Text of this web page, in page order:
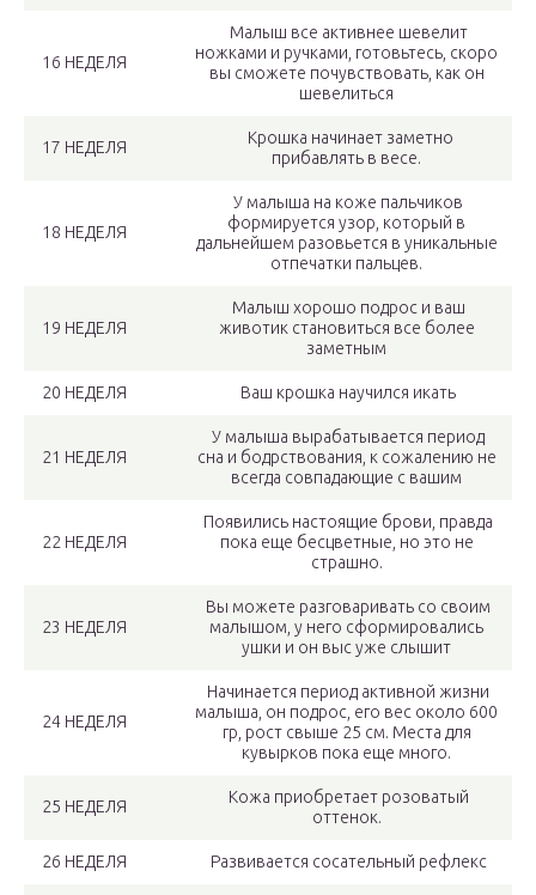
16 НЕДЕЛЯ
Малыш все активнее шевелит
ножками и ручками, готовьтесь, скоро
вы сможете почувствовать, как он
шевелиться
17 НЕДЕЛЯ
Крошка начинает заметно
прибавлять в весе.
18 НЕДЕЛЯ
У малыша на коже пальчиков
формируется узор, который в
дальнейшем разовьется в уникальные
отпечатки пальцев.
19 НЕДЕЛЯ
Малыш хорошо подрос и ваш
животик становиться все более
заметным
20 НЕДЕЛЯ Ваш крошка научился икать
21 НЕДЕЛЯ
У малыша вырабатывается период
сна и бодрствования, к сожалению не
всегда совпадающие с вашим
22 НЕДЕЛЯ
Появились настоящие брови, правда
пока еще бесцветные, но это не
страшно.
23 НЕДЕЛЯ
Вы можете разговаривать со своим
малышом, у него сформировались
ушки и он выс уже слышит
24 НЕДЕЛЯ
Начинается период активной жизни
малыша, он подрос, его вес около 600
гр, рост свыше 25 см. Места для
кувырков пока еще много.
25 НЕДЕЛЯ
Кожа приобретает розоватый
оттенок.
26 НЕДЕЛЯ Развивается сосательный рефлекс